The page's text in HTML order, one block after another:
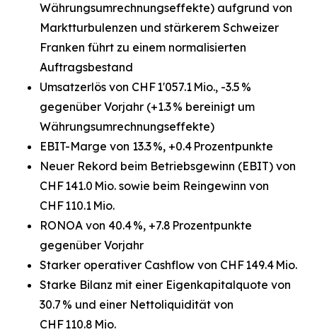
Währungsumrechnungseffekte) aufgrund von
Marktturbulenzen und stärkerem Schweizer
Franken führt zu einem normalisierten
Auftragsbestand
Umsatzerlös von CHF 1'057.1 Mio., -3.5 %
gegenüber Vorjahr (+1.3 % bereinigt um
Währungsumrechnungseffekte)
EBIT-Marge von 13.3 %, +0.4 Prozentpunkte
Neuer Rekord beim Betriebsgewinn (EBIT) von
CHF 141.0 Mio. sowie beim Reingewinn von
CHF 110.1 Mio.
RONOA von 40.4 %, +7.8 Prozentpunkte
gegenüber Vorjahr
Starker operativer Cashflow von CHF 149.4 Mio.
Starke Bilanz mit einer Eigenkapitalquote von
30.7 % und einer Nettoliquidität von
CHF 110.8 Mio.